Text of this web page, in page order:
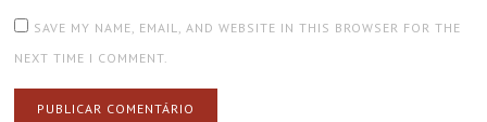
SAVE MY NAME, EMAIL, AND WEBSITE IN THIS BROWSER FOR THE
NEXT TIME I COMMENT.